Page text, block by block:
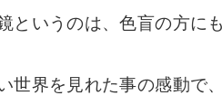
というのは、色盲の方に
世界を見れた事の感動で